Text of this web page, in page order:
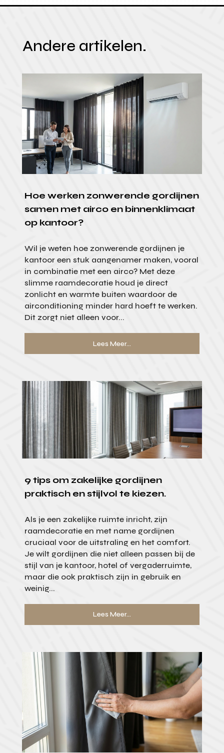
Andere artikelen.
Hoe werken zonwerende gordijnen
samen met airco en binnenklimaat
op kantoor?
Wil je weten hoe zonwerende gordijnen je
kantoor een stuk aangenamer maken, vooral
in combinatie met een airco? Met deze
slimme raamdecoratie houd je direct
zonlicht en warmte buiten waardoor de
airconditioning minder hard hoeft te werken.
Dit zorgt niet alleen voor...
Lees Meer...
9 tips om zakelijke gordijnen
praktisch en stijlvol te kiezen.
Als je een zakelijke ruimte inricht, zijn
raamdecoratie en met name gordijnen
cruciaal voor de uitstraling en het comfort.
Je wilt gordijnen die niet alleen passen bij de
stijl van je kantoor, hotel of vergaderruimte,
maar die ook praktisch zijn in gebruik en
weinig...
Lees Meer...